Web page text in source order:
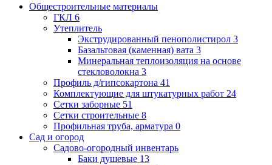
Общестроительные материалы
ГКЛ 6
Утеплитель
Экструдированный пенополистирол 3
Базальтовая (каменная) вата 3
Минеральная теплоизоляция на основе
стекловолокна 3
Профиль д/гипсокартона 41
Комплектующие для штукатурных работ 24
Сетки заборные 51
Сетки строительные 8
Профильная труба, арматура 0
Сад и огород
Садово-огородный инвентарь
Баки душевые 13